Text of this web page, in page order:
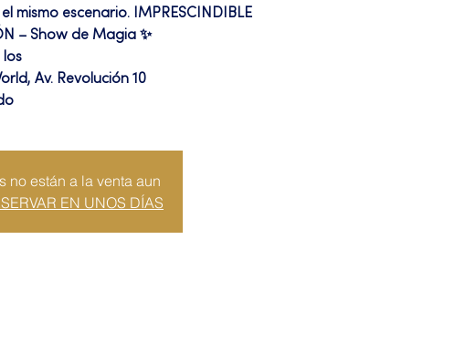
mismo escenario. IMPRESCINDIBLE
– Show de Magia ✨
los
Av. Revolución 10
no están a la venta aun
EN UNOS DÍAS